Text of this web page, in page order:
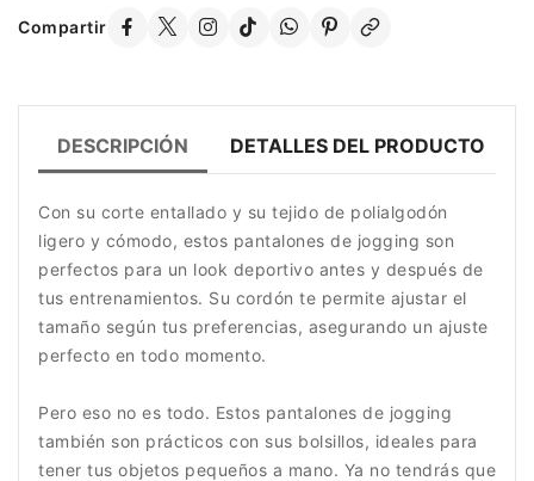
Compartir
DESCRIPCIÓN DETALLES DEL PRODUCTO
Con su corte entallado y su tejido de polialgodón
ligero y cómodo, estos pantalones de jogging son
perfectos para un look deportivo antes y después de
tus entrenamientos. Su cordón te permite ajustar el
tamaño según tus preferencias, asegurando un ajuste
perfecto en todo momento.
Pero eso no es todo. Estos pantalones de jogging
también son prácticos con sus bolsillos, ideales para
tener tus objetos pequeños a mano. Ya no tendrás que